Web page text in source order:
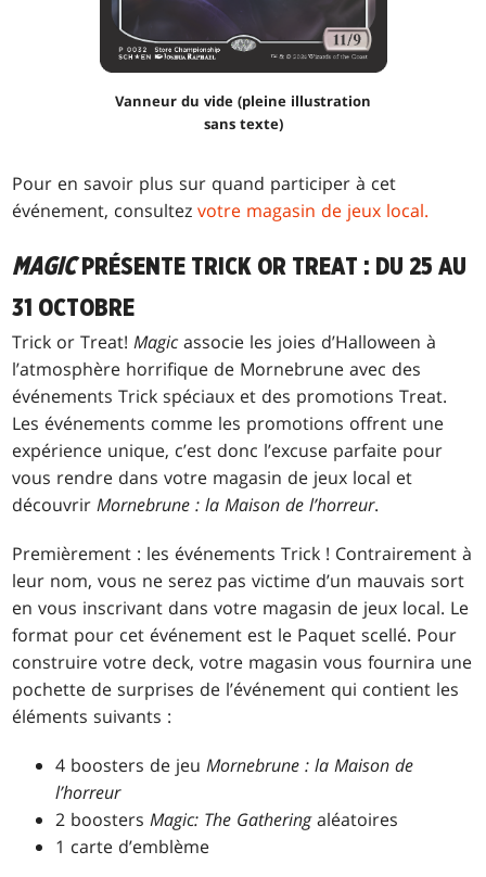
Vanneur du vide (pleine illustration
sans texte)
Pour en savoir plus sur quand participer à cet
événement, consultezvotre magasin de jeux local.
MAGICPRÉSENTE TRICK OR TREAT : DU 25 AU
31 OCTOBRE
Trick or Treat!Magic associe les joies d’Halloween à
l’atmosphère horrifique de Mornebrune avec des
événements Trick spéciaux et des promotions Treat.
Les événements comme les promotions offrent une
expérience unique, c’est donc l’excuse parfaite pour
vous rendre dans votre magasin de jeux local et
découvrirMornebrune : la Maison de l’horreur.
Premièrement : les événements Trick ! Contrairement à
leur nom, vous ne serez pas victime d’un mauvais sort
en vous inscrivant dans votre magasin de jeux local. Le
format pour cet événement est le Paquet scellé. Pour
construire votre deck, votre magasin vous fournira une
pochette de surprises de l’événement qui contient les
éléments suivants :
4 boosters de jeuMornebrune : la Maison de
l’horreur
2 boostersMagic: The Gatheringaléatoires
1 carte d’emblème